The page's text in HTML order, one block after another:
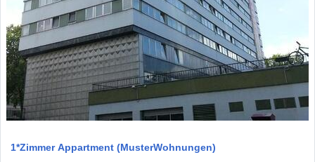
1 / 5
1*Zimmer Appartment (MusterWohnungen)